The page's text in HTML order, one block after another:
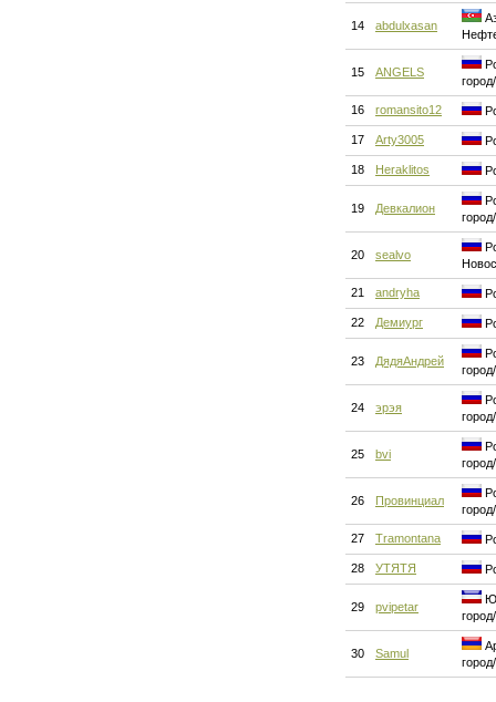
14 abdulxasan
15 ANGELS
16 romansito12
17 Arty3005
18 Heraklitos
19 Девкалион
20 sealvo
21 andryha
22 Демиург
23 ДядяАндрей
24 эрэя
25 bvi
26 Провинциал
27 Tramontana
28 УТЯТЯ
29 pvipetar
30 Samul